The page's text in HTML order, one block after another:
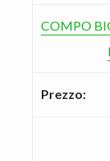
COMPO